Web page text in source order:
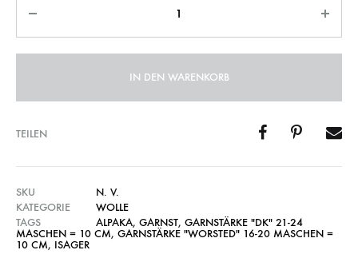
IN DEN WARENKORB
TEILEN
SKU
N. V.
KATEGORIE
WOLLE
TAGS
ALPAKA, GARNST, GARNSTÄRKE "DK" 21-24
MASCHEN = 10 CM, GARNSTÄRKE "WORSTED" 16-20 MASCHEN =
10 CM, ISAGER